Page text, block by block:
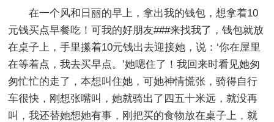
在一个风和日丽的早上，拿出我的钱包，想拿着10
元钱买点早餐吃！可我的好朋友###来找我了，钱包就放
在桌子上，手里攥着10元钱出去迎接她，说：‘你在屋里
在等着点，我去买早点。’她嗯住了！我回来时看见她匆
匆忙忙的走了，本想叫住她，可她神情慌张，骑得自行
车很快，刚想张嘴叫，她就骑出了四五十米远，就没再
叫，我还替她想她有事，刚把买的食物放在桌子上，就